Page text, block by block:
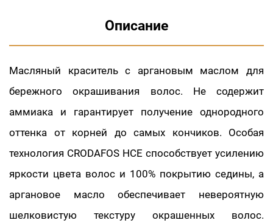
Описание
Масляный краситель с аргановым маслом для
бережного окрашивания волос. Не содержит
аммиака и гарантирует получение однородного
оттенка от корней до самых кончиков. Особая
технология CRODAFOS HCE способствует усилению
яркости цвета волос и 100% покрытию седины, а
аргановое масло обеспечивает невероятную
шелковистую текстуру окрашенных волос.